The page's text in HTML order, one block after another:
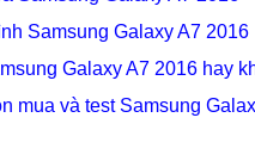
Samsung Galaxy A7 2016
Galaxy A7 2016 hay
mua và test Samsung